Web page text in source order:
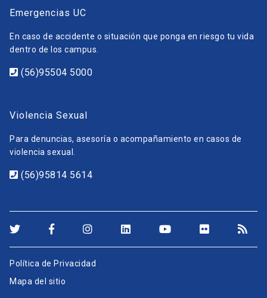
Emergencias UC
En caso de accidente o situación que ponga en riesgo tu vida
dentro de los campus.
(56)95504 5000
Violencia Sexual
Para denuncias, asesoría o acompañamiento en casos de
violencia sexual.
(56)95814 5614
Política de Privacidad
Mapa del sitio